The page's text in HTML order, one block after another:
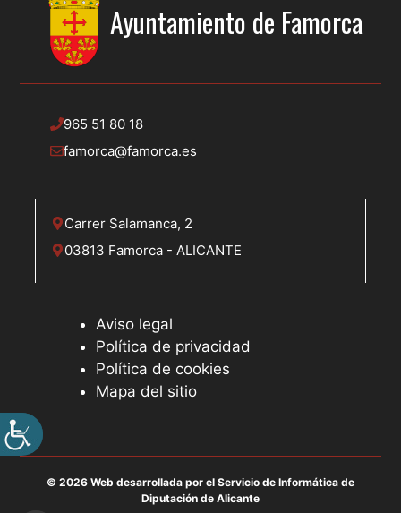
Ayuntamiento de Famorca
965 51 80 18
famorca@famorca.es
Carrer Salamanca, 2
03813 Famorca - ALICANTE
Aviso legal
Política de privacidad
Política de cookies
Mapa del sitio
© 2026 Web desarrollada por el Servicio de Informática de
Diputación de Alicante